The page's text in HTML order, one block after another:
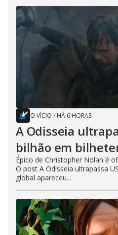
O VÍCIO / HÁ 6 HORAS
A Odisseia
bilhão em
Épico de Christopher Nolan é
O post A Odisseia ultrapassa
global apareceu...